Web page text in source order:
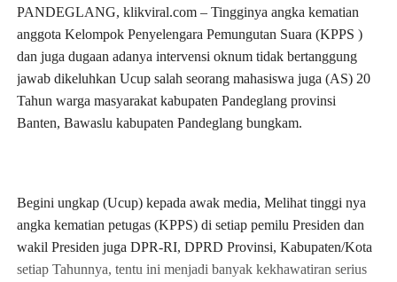
PANDEGLANG, klikviral.com – Tingginya angka kematian
anggota Kelompok Penyelengara Pemungutan Suara (KPPS )
dan juga dugaan adanya intervensi oknum tidak bertanggung
jawab dikeluhkan Ucup salah seorang mahasiswa juga (AS) 20
Tahun warga masyarakat kabupaten Pandeglang provinsi
Banten, Bawaslu kabupaten Pandeglang bungkam.
Begini ungkap (Ucup) kepada awak media, Melihat tinggi nya
angka kematian petugas (KPPS) di setiap pemilu Presiden dan
wakil Presiden juga DPR-RI, DPRD Provinsi, Kabupaten/Kota
setiap Tahunnya, tentu ini menjadi banyak kekhawatiran serius